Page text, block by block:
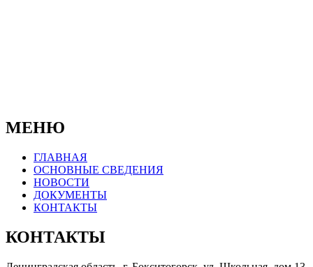
МЕНЮ
ГЛАВНАЯ
ОСНОВНЫЕ СВЕДЕНИЯ
НОВОСТИ
ДОКУМЕНТЫ
КОНТАКТЫ
КОНТАКТЫ